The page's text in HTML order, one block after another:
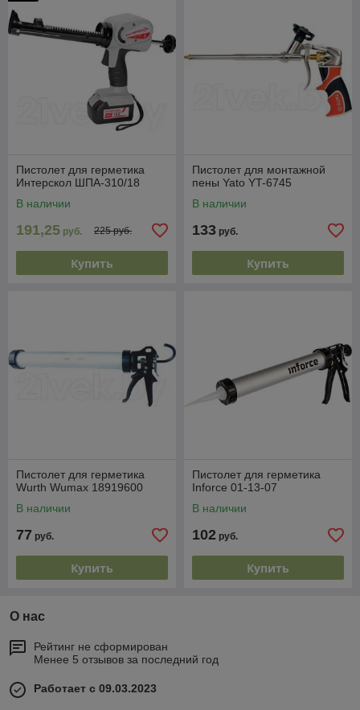
Пистолет для герметика
Интерскол ШПА-310/18
В наличии
191,25 руб. 225 руб.
Купить
Пистолет для монтажной
пены Yato YT-6745
В наличии
133 руб.
Купить
Пистолет для герметика
Wurth Wumax 18919600
В наличии
77 руб.
Купить
Пистолет для герметика
Inforce 01-13-07
В наличии
102 руб.
Купить
О нас
Рейтинг не сформирован
Менее 5 отзывов за последний год
Работает с 09.03.2023